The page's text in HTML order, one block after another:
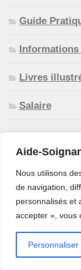
Aide-
Nous utilisons
de navigation,
personnalisés et
accepter », vous
Personnaliser
Guide
Livres
Salaire